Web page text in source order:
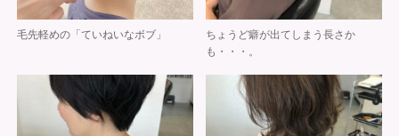
毛先軽めの「ていねいなボブ」
ちょうど癖が出てしまう長さか
も・・・。